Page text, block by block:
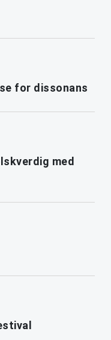
for dissonans
med